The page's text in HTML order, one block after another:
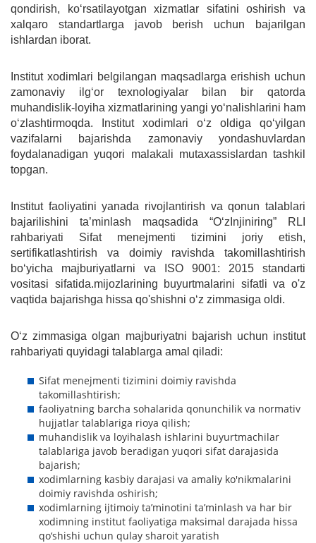
qondirish, ko‘rsatilayotgan xizmatlar sifatini oshirish va
xalqaro standartlarga javob berish uchun bajarilgan
ishlardan iborat.
Institut xodimlari belgilangan maqsadlarga erishish uchun
zamonaviy ilg‘or texnologiyalar bilan bir qatorda
muhandislik-loyiha xizmatlarining yangi yo‘nalishlarini ham
o‘zlashtirmoqda. Institut xodimlari o‘z oldiga qo‘yilgan
vazifalarni bajarishda zamonaviy yondashuvlardan
foydalanadigan yuqori malakali mutaxassislardan tashkil
topgan.
Institut faoliyatini yanada rivojlantirish va qonun talablari
bajarilishini ta’minlash maqsadida “O‘zInjiniring” RLI
rahbariyati Sifat menejmenti tizimini joriy etish,
sertifikatlashtirish va doimiy ravishda takomillashtirish
bo‘yicha majburiyatlarni va ISO 9001: 2015 standarti
vositasi sifatida.mijozlarining buyurtmalarini sifatli va o'z
vaqtida bajarishga hissa qo'shishni o‘z zimmasiga oldi.
O‘z zimmasiga olgan majburiyatni bajarish uchun institut
rahbariyati quyidagi talablarga amal qiladi:
Sifat menejmenti tizimini doimiy ravishda
takomillashtirish;
faoliyatning barcha sohalarida qonunchilik va normativ
hujjatlar talablariga rioya qilish;
muhandislik va loyihalash ishlarini buyurtmachilar
talablariga javob beradigan yuqori sifat darajasida
bajarish;
xodimlarning kasbiy darajasi va amaliy ko'nikmalarini
doimiy ravishda oshirish;
xodimlarning ijtimoiy ta’minotini ta’minlash va har bir
xodimning institut faoliyatiga maksimal darajada hissa
qo‘shishi uchun qulay sharoit yaratish